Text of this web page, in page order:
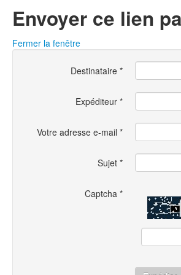
Envoyer ce lien
Fermer la fenêtre
Destinataire *
Expéditeur *
Votre adresse e-mail *
Sujet *
Captcha *